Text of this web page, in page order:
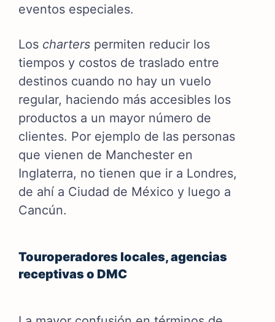
eventos especiales.
Los charters permiten reducir los
tiempos y costos de traslado entre
destinos cuando no hay un vuelo
regular, haciendo más accesibles los
productos a un mayor número de
clientes. Por ejemplo de las personas
que vienen de Manchester en
Inglaterra, no tienen que ir a Londres,
de ahí a Ciudad de México y luego a
Cancún.
Touroperadores locales, agencias
receptivas o DMC